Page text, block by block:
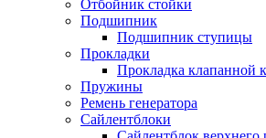
Отбойник стойки
Подшипник
Подшипник ступицы
Прокладки
Прокладка клапанной
Пружины
Ремень генератора
Сайлентблоки